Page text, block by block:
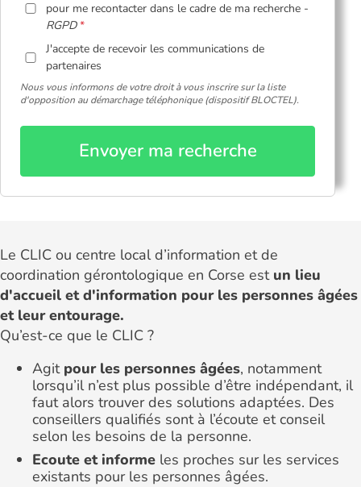
pour me recontacter dans le cadre de ma recherche -
RGPD
J'accepte de recevoir les communications de
partenaires
Nous vous informons de votre droit à vous inscrire sur la liste
d'opposition au démarchage téléphonique (dispositif BLOCTEL).
Envoyer ma recherche
Le CLIC ou centre local d’information et de
coordination gérontologique en Corse est un lieu
d'accueil et d'information pour les personnes âgées
et leur entourage.
Qu’est-ce que le CLIC ?
Agit pour les personnes âgées, notamment
lorsqu’il n’est plus possible d’être indépendant, il
faut alors trouver des solutions adaptées. Des
conseillers qualifiés sont à l’écoute et conseil
selon les besoins de la personne.
Ecoute et informe les proches sur les services
existants pour les personnes âgées.